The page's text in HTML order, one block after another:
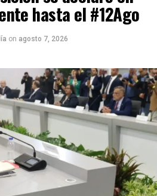
hasta el #12Ago
on agosto 7, 2026